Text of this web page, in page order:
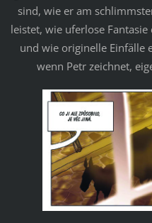
sind, wie er am
leistet, wie uferlose
und wie originelle Einfälle
wenn Petr zeichnet,